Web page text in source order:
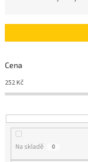
í
r
o
d
u
t
ů
Cena
252Kč
Na skladě 0